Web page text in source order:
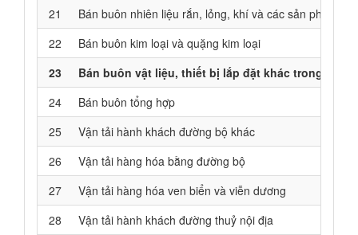
21
Bán buôn nhiên liệu rắn, lỏng, khí và các sản phẩm
22
Bán buôn kim loại và quặng kim loại
23
Bán buôn vật liệu, thiết bị lắp đặt khác trong xây
24
Bán buôn tổng hợp
25
Vận tải hành khách đường bộ khác
26
Vận tải hàng hóa bằng đường bộ
27
Vận tải hàng hóa ven biển và viễn dương
28
Vận tải hành khách đường thuỷ nội địa